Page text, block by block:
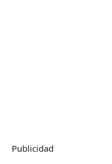
Publicidad